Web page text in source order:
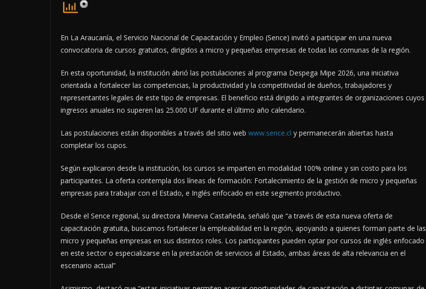
En La Araucanía, el Servicio Nacional de Capacitación y Empleo (Sence) invitó a participar en una nueva
convocatoria de cursos gratuitos, dirigidos a micro y pequeñas empresas de todas las comunas de la región.
En esta oportunidad, la institución abrió las postulaciones al programa Despega Mipe 2026, una iniciativa
orientada a fortalecer las competencias, la productividad y la competitividad de dueños, trabajadores y
representantes legales de este tipo de empresas. El beneficio está dirigido a integrantes de organizaciones cuyos
ingresos anuales no superen las 25.000 UF durante el último año calendario.
Las postulaciones están disponibles a través del sitio web www.sence.cl y permanecerán abiertas hasta
completar los cupos.
Según explicaron desde la institución, los cursos se imparten en modalidad 100% online y sin costo para los
participantes. La oferta contempla dos líneas de formación: Fortalecimiento de la gestión de micro y pequeñas
empresas para trabajar con el Estado, e Inglés enfocado en este segmento productivo.
Desde el Sence regional, su directora Minerva Castañeda, señaló que “a través de esta nueva oferta de
capacitación gratuita, buscamos fortalecer la empleabilidad en la región, apoyando a quienes forman parte de las
micro y pequeñas empresas en sus distintos roles. Los participantes pueden optar por cursos de inglés enfocado
en este sector o especializarse en la prestación de servicios al Estado, ambas áreas de alta relevancia en el
escenario actual”